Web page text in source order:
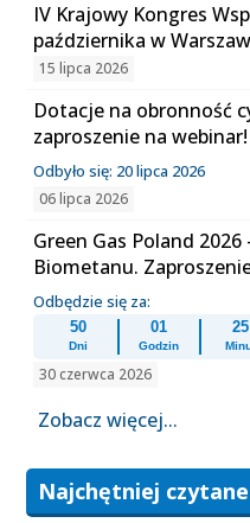
IV Krajowy Kongres
października w
15 lipca 2026
Dotacje na obronność
zaproszenie na webinar!
Odbyło się: 20 lipca 2026
06 lipca 2026
Green Gas Poland
Biometanu.
Odbędzie się za:
50
Dni
01
Godzin
25
30 czerwca 2026
Zobacz więcej...
Najchętniej czytane